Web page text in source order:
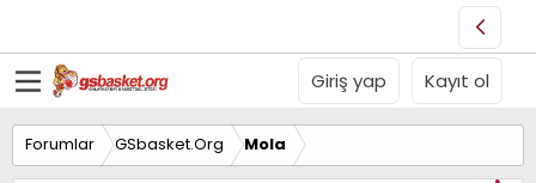
Giriş yap Kayıt ol
Forumlar GSbasket.Org Mola